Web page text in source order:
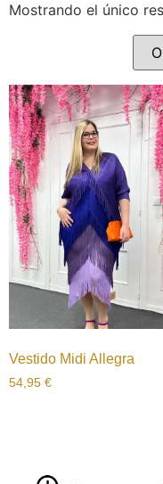
Mostrando el único
Vestido Midi Allegra
54,95 €